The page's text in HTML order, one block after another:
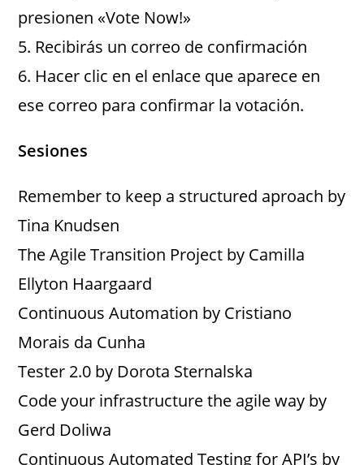
presionen «Vote Now!»
5. Recibirás un correo de confirmación
6. Hacer clic en el enlace que aparece en
ese correo para confirmar la votación.
Sesiones
Remember to keep a structured aproach by
Tina Knudsen
The Agile Transition Project by Camilla
Ellyton Haargaard
Continuous Automation by Cristiano
Morais da Cunha
Tester 2.0 by Dorota Sternalska
Code your infrastructure the agile way by
Gerd Doliwa
Continuous Automated Testing for API’s by